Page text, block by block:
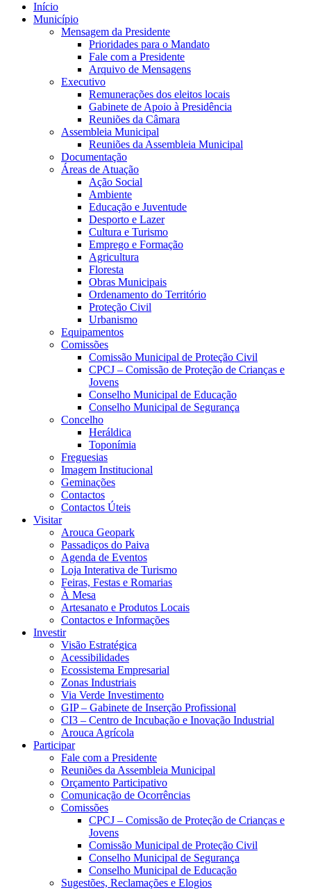
Início
Município
Mensagem da Presidente
Prioridades para o Mandato
Fale com a Presidente
Arquivo de Mensagens
Executivo
Remunerações dos eleitos locais
Gabinete de Apoio à Presidência
Reuniões da Câmara
Assembleia Municipal
Reuniões da Assembleia Municipal
Documentação
Áreas de Atuação
Ação Social
Ambiente
Educação e Juventude
Desporto e Lazer
Cultura e Turismo
Emprego e Formação
Agricultura
Floresta
Obras Municipais
Ordenamento do Território
Proteção Civil
Urbanismo
Equipamentos
Comissões
Comissão Municipal de Proteção Civil
CPCJ – Comissão de Proteção de Crianças e
Jovens
Conselho Municipal de Educação
Conselho Municipal de Segurança
Concelho
Heráldica
Toponímia
Freguesias
Imagem Institucional
Geminações
Contactos
Contactos Úteis
Visitar
Arouca Geopark
Passadiços do Paiva
Agenda de Eventos
Loja Interativa de Turismo
Feiras, Festas e Romarias
À Mesa
Artesanato e Produtos Locais
Contactos e Informações
Investir
Visão Estratégica
Acessibilidades
Ecossistema Empresarial
Zonas Industriais
Via Verde Investimento
GIP – Gabinete de Inserção Profissional
CI3 – Centro de Incubação e Inovação Industrial
Arouca Agrícola
Participar
Fale com a Presidente
Reuniões da Assembleia Municipal
Orçamento Participativo
Comunicação de Ocorrências
Comissões
CPCJ – Comissão de Proteção de Crianças e
Jovens
Comissão Municipal de Proteção Civil
Conselho Municipal de Segurança
Conselho Municipal de Educação
Sugestões, Reclamações e Elogios